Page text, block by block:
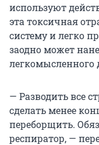
используют
эта токсичная
систему и легко
заодно может
легкомысленного
— Разводить все
сделать менее
переборщить.
респиратор, —